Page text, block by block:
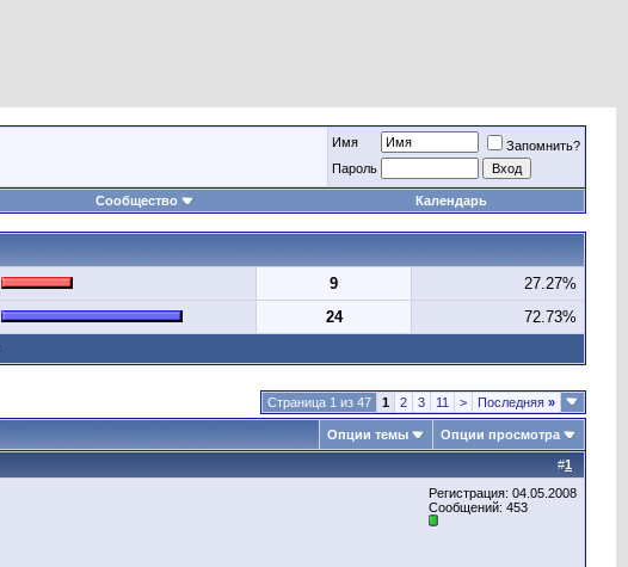
Имя
Запомнить?
Пароль
Сообщество Календарь
9
27.27%
24 72.73%
Страница 1 из 47 1 2 3 11 > Последняя »
Опции темы Опции просмотра
#1
Регистрация: 04.05.2008
Сообщений: 453